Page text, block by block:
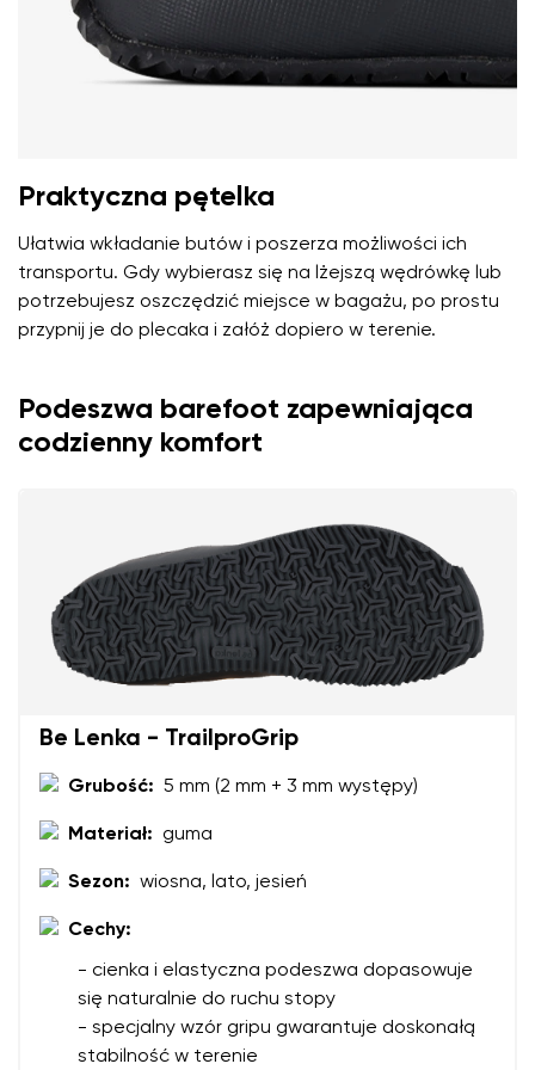
Praktyczna pętelka
Ułatwia wkładanie butów i poszerza możliwości ich
transportu. Gdy wybierasz się na lżejszą wędrówkę lub
potrzebujesz oszczędzić miejsce w bagażu, po prostu
przypnij je do plecaka i załóż dopiero w terenie.
Podeszwa barefoot zapewniająca
codzienny komfort
Be Lenka - TrailproGrip
Grubość: 5 mm (2 mm + 3 mm występy)
Materiał: guma
Sezon: wiosna, lato, jesień
Cechy:
- cienka i elastyczna podeszwa dopasowuje
się naturalnie do ruchu stopy
- specjalny wzór gripu gwarantuje doskonałą
stabilność w terenie